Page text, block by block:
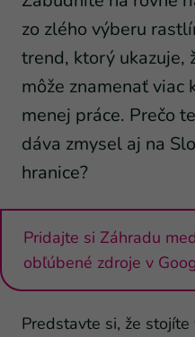
zo zlého výberu
trend, ktorý ukazuje,
môže znamenať viac
menej práce. Prečo
dáva zmysel aj na
hranice?
Pridajte si Záhradu
obľúbené zdroje v
Predstavte si, že